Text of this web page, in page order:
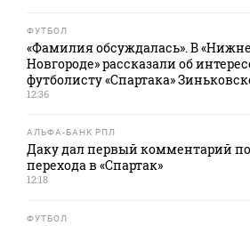
ФУТБОЛ
«Фамилия обсуждалась». В
Новгороде» рассказали об
футболисту «Спартака»
12:36
АЛЬФА-БАНК РПЛ
Даку дал первый комментарий
перехода в «Спартак»
12:18
ФУТБОЛ